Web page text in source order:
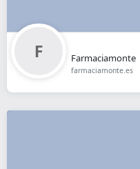
Farmaciamonte
farmaciamonte.es